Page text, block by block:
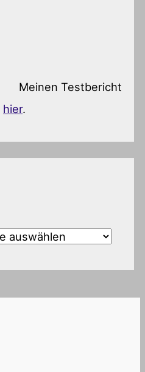
Meinen Testbericht
hier.